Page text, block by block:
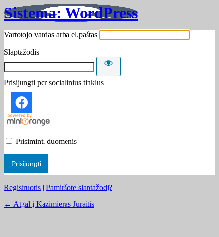
Sistema: WordPress
Vartotojo vardas arba el.paštas
Slaptažodis
Prisijungti per socialinius tinklus
Prisiminti duomenis
Registruotis | Pamiršote slaptažodį?
← Atgal į Kazimieras Juraitis